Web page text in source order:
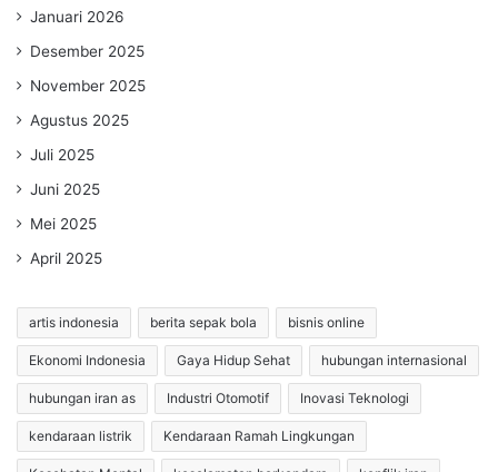
Januari 2026
Desember 2025
November 2025
Agustus 2025
Juli 2025
Juni 2025
Mei 2025
April 2025
artis indonesia berita sepak bola bisnis online
Ekonomi Indonesia Gaya Hidup Sehat hubungan internasional
hubungan iran as Industri Otomotif Inovasi Teknologi
kendaraan listrik Kendaraan Ramah Lingkungan